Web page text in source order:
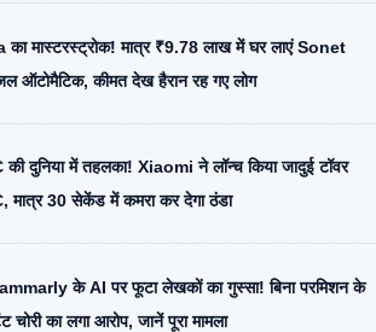
का मास्टरस्ट्रोक! मात्र ₹9.78 लाख में घर लाएं Sonet
ऑटोमैटिक, कीमत देख हैरान रह गए लोग
की दुनिया में तहलका! Xiaomi ने लॉन्च किया जादुई टॉवर
मात्र 30 सेकेंड में कमरा कर देगा ठंडा
के AI पर फूटा लेखकों का गुस्सा! बिना परमिशन के
चोरी का लगा आरोप, जानें पूरा मामला